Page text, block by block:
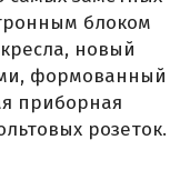
блоком
новый
формованный
приборная
розеток.